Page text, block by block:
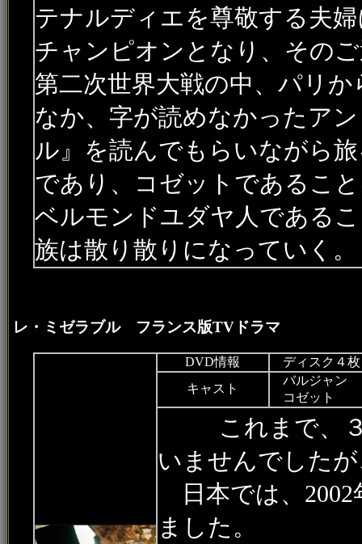
テナルディエを尊敬する夫
チャンピオンとなり、その
第二次世界大戦の中、パリ
なか、字が読めなかったア
ル』を読んでもらいながら
であり、コゼットであるこ
ベルモンドユダヤ人である
族は散り散りになってい
レ・ミゼラブル フランス版TVドラマ
DVD情報
ディスク４
キャスト
バルジャン
コゼット
これまで、
いませんでした
日本では、2002
ました。